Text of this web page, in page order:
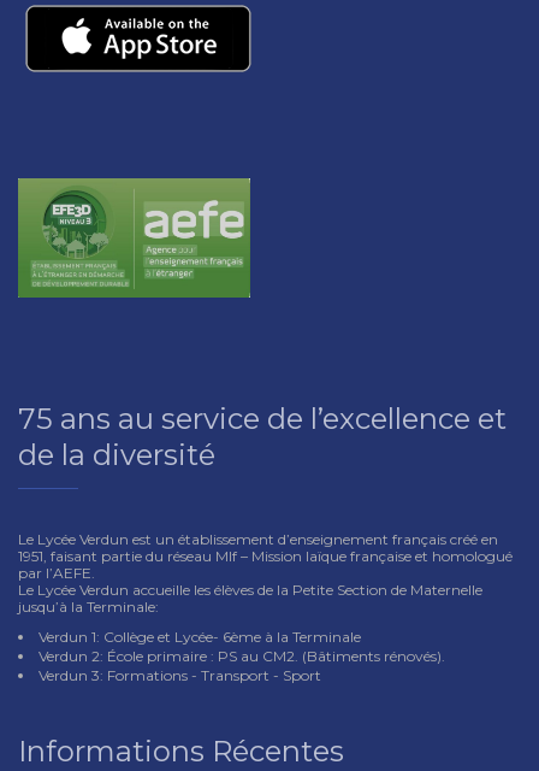
75 ans au service de l’excellence et
de la diversité
Le Lycée Verdun est un établissement d’enseignement français créé en
1951, faisant partie du réseau Mlf – Mission laïque française et homologué
par l’AEFE.
Le Lycée Verdun accueille les élèves de la Petite Section de Maternelle
jusqu’à la Terminale:
Verdun 1: Collège et Lycée- 6ème à la Terminale
Verdun 2: École primaire : PS au CM2. (Bâtiments rénovés).
Verdun 3: Formations - Transport - Sport
Informations Récentes